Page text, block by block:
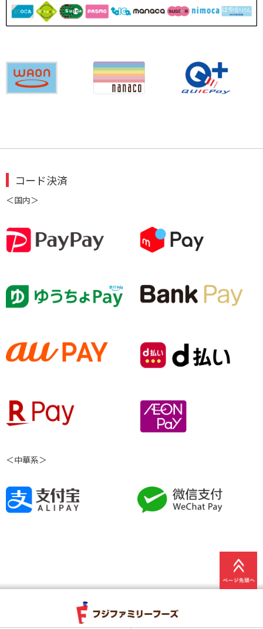
コード決済
＜国内＞
＜中華系＞